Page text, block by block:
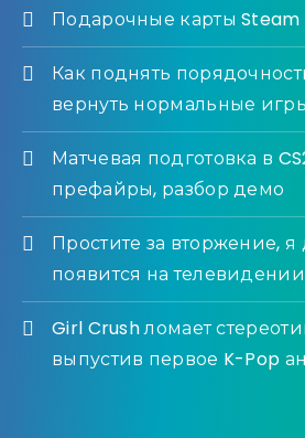
Подарочные карты Steam
Как поднять
вернуть нормальные
Матчевая подготовка в
префайры, разбор демо
Простите за вторжение,
появится на
Girl Crush ломает
выпустив первое K-Pop